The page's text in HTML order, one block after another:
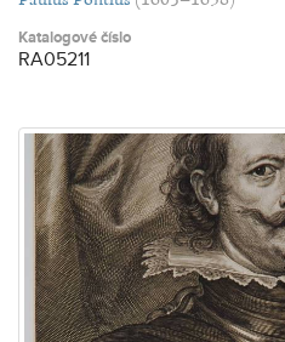
Katalogové číslo
RA05211